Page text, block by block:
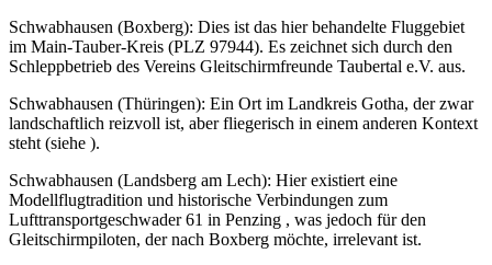
Schwabhausen (Boxberg): Dies ist das hier behandelte Fluggebiet
im Main-Tauber-Kreis (PLZ 97944). Es zeichnet sich durch den
Schleppbetrieb des Vereins Gleitschirmfreunde Taubertal e.V. aus.
Schwabhausen (Thüringen): Ein Ort im Landkreis Gotha, der zwar
landschaftlich reizvoll ist, aber fliegerisch in einem anderen Kontext
steht (siehe ).
Schwabhausen (Landsberg am Lech): Hier existiert eine
Modellflugtradition und historische Verbindungen zum
Lufttransportgeschwader 61 in Penzing , was jedoch für den
Gleitschirmpiloten, der nach Boxberg möchte, irrelevant ist.